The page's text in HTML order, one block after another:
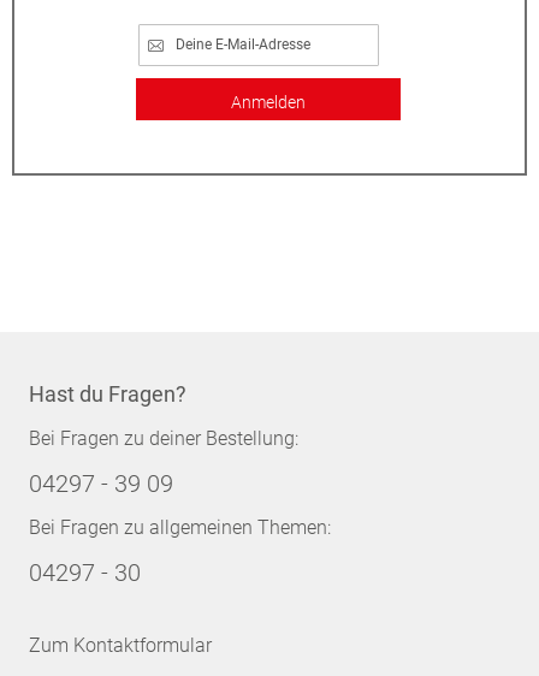
Anmelden
Hast du Fragen?
Bei Fragen zu deiner Bestellung:
04297 - 39 09
Bei Fragen zu allgemeinen Themen:
04297 - 30
Zum Kontaktformular